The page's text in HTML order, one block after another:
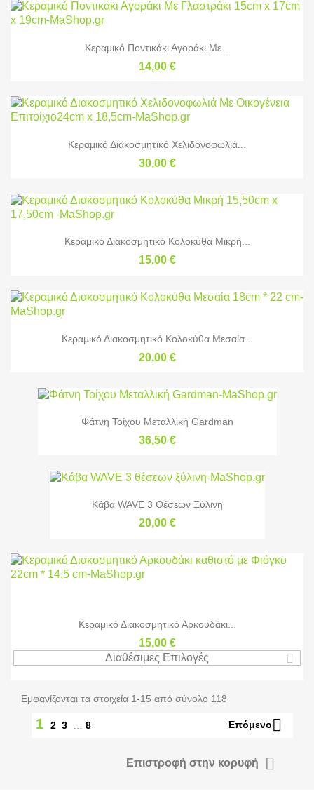
Κεραμικό Ποντικάκι Αγοράκι Με...
14,00 €
Κεραμικό Διακοσμητικό Χελιδονοφωλιά...
30,00 €
Κεραμικό Διακοσμητικό Κολοκύθα Μικρή...
15,00 €
Κεραμικό Διακοσμητικό Κολοκύθα Μεσαία...
20,00 €
Φάτνη Τοίχου Μεταλλική Gardman
36,50 €
Κάβα WAVE 3 Θέσεων Ξύλινη
20,00 €
Κεραμικό Διακοσμητικό Αρκουδάκι...
15,00 €
Διαθέσιμες Επιλογές
Εμφανίζονται τα στοιχεία 1-15 από σύνολο 118
1 2 3 8 Επόμενο
Επιστροφή στην κορυφή 